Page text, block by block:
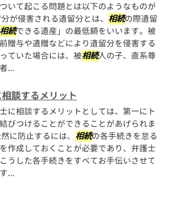
いて起こる問題とは以下のようなものが
が侵害される遺留分とは、 相続の際遺留
相続できる遺産」の最低額をいいます。被
贈与や遺贈などにより遺留分を侵害する
ていた場合には、被相続人の子、直系尊
...
談するメリット
に相談するメリットとしては、第一にト
びつけることができることがあげられま
に防止するには、 相続の各手続きを怠る
作成しておくことが必要であり、弁護士
うした各手続きをすべてお手伝いさせて
...